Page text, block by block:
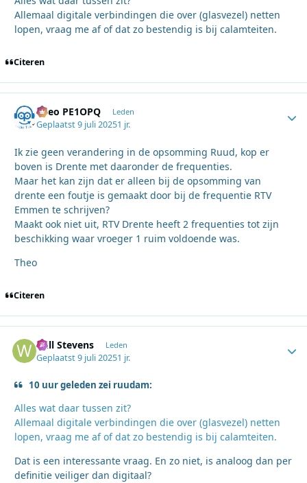
Allemaal digitale verbindingen die over (glasvezel) netten
lopen, vraag me af of dat zo bestendig is bij calamteiten.
Citeren
Theo PE1OPQ Leden
Geplaatst9 juli 20251 jr.
Ik zie geen verandering in de opsomming Ruud, kop er
boven is Drente met daaronder de frequenties.
Maar het kan zijn dat er alleen bij de opsomming van
drente een foutje is gemaakt door bij de frequentie RTV
Emmen te schrijven?
Maakt ook niet uit, RTV Drente heeft 2 frequenties tot zijn
beschikking waar vroeger 1 ruim voldoende was.
Theo
Citeren
Will Stevens Leden
Geplaatst9 juli 20251 jr.
10 uur geleden zei ruudam:
Alles wat daar tussen zit?
Allemaal digitale verbindingen die over (glasvezel) netten
lopen, vraag me af of dat zo bestendig is bij calamteiten.
Dat is een interessante vraag. En zo niet, is analoog dan per
definitie veiliger dan digitaal?